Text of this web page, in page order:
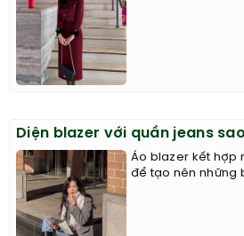
Diện blazer với quần jeans
Áo blazer kết hợp
để tạo nên những